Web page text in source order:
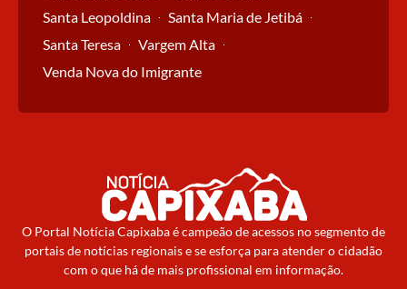
Santa Leopoldina
Santa Maria de Jetibá
Santa Teresa
Vargem Alta
Venda Nova do Imigrante
O Portal Notícia Capixaba é campeão de acessos no segmento de
portais de notícias regionais e se esforça para atender o cidadão
com o que há de mais profissional em informação.